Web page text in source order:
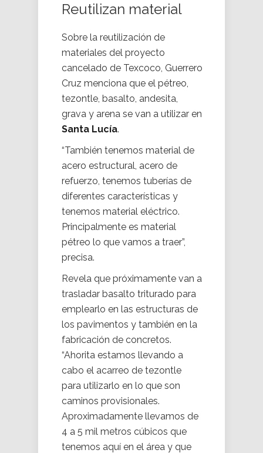
Reutilizan material
Sobre la reutilización de
materiales del proyecto
cancelado de Texcoco, Guerrero
Cruz menciona que el pétreo,
tezontle, basalto, andesita,
grava y arena se van a utilizar en
Santa Lucía.
“También tenemos material de
acero estructural, acero de
refuerzo, tenemos tuberías de
diferentes características y
tenemos material eléctrico.
Principalmente es material
pétreo lo que vamos a traer”,
precisa.
Revela que próximamente van a
trasladar basalto triturado para
emplearlo en las estructuras de
los pavimentos y también en la
fabricación de concretos.
“Ahorita estamos llevando a
cabo el acarreo de tezontle
para utilizarlo en lo que son
caminos provisionales.
Aproximadamente llevamos de
4 a 5 mil metros cúbicos que
tenemos aquí en el área y que